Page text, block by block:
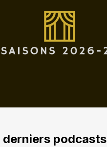
derniers podcasts